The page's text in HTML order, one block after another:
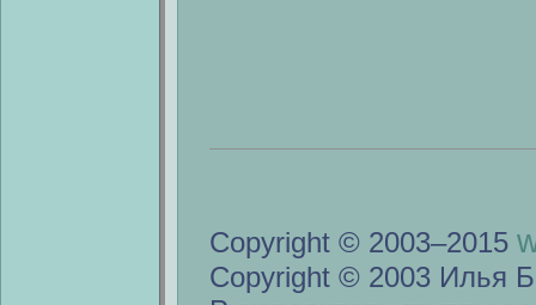
Copyright © 2003–2015
Copyright © 2003 Илья